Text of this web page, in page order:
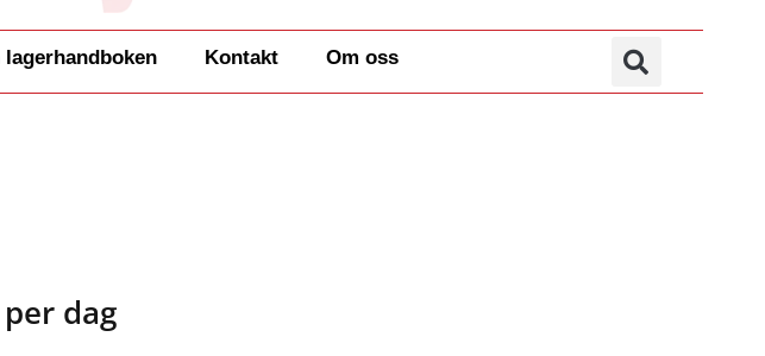
Kontakt Om oss
dag